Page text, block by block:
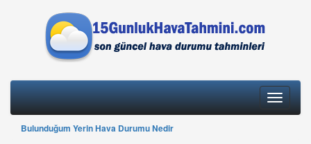
Toggle
Bulunduğum Yerin Hava Durumu Nedir